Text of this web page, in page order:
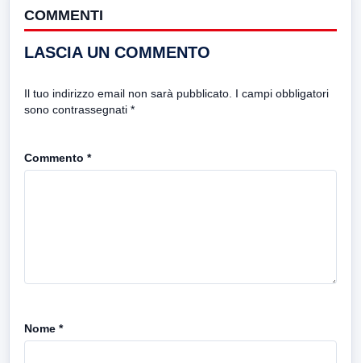
COMMENTI
LASCIA UN COMMENTO
Il tuo indirizzo email non sarà pubblicato. I campi obbligatori
sono contrassegnati *
Commento *
Nome *